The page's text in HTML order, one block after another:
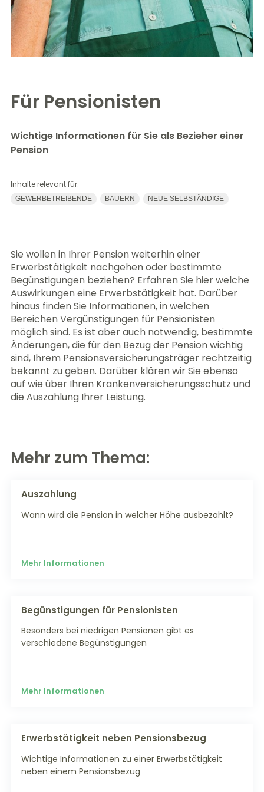
Für Pensionisten
Wichtige Informationen für Sie als Bezieher einer
Pension
Inhalte relevant für:
GEWERBETREIBENDE BAUERN NEUE SELBSTÄNDIGE
Sie wollen in Ihrer Pension weiterhin einer
Erwerbstätigkeit nachgehen oder bestimmte
Begünstigungen beziehen? Erfahren Sie hier welche
Auswirkungen eine Erwerbstätigkeit hat. Darüber
hinaus finden Sie Informationen, in welchen
Bereichen Vergünstigungen für Pensionisten
möglich sind. Es ist aber auch notwendig, bestimmte
Änderungen, die für den Bezug der Pension wichtig
sind, Ihrem Pensionsversicherungsträger rechtzeitig
bekannt zu geben. Darüber klären wir Sie ebenso
auf wie über Ihren Krankenversicherungsschutz und
die Auszahlung Ihrer Leistung.
Mehr zum Thema:
Auszahlung
Wann wird die Pension in welcher Höhe ausbezahlt?
Mehr Informationen
Begünstigungen für Pensionisten
Besonders bei niedrigen Pensionen gibt es
verschiedene Begünstigungen
Mehr Informationen
Erwerbstätigkeit neben Pensionsbezug
Wichtige Informationen zu einer Erwerbstätigkeit
neben einem Pensionsbezug